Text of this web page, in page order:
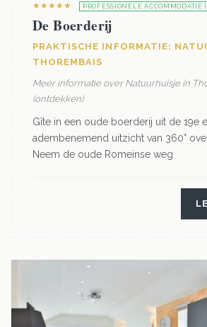
★★★★★ PROFESSIONELE ACCOMMODATIE
De Boerderij
PRAKTISCHE INFORMATIE:
THOREMBAIS
Meer informatie over Natuurhuisje in
(ontdekken)
Gîte in een oude boerderij uit de 19e
adembenemend uitzicht van 360°
Neem de oude Romeinse weg